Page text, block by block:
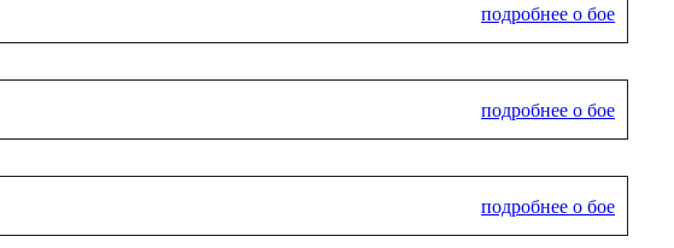
подробнее о бое
подробнее о бое
подробнее о бое